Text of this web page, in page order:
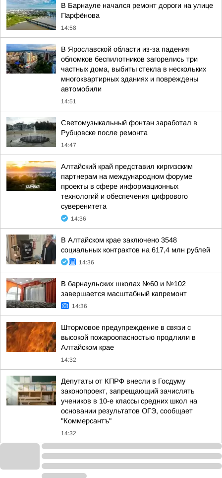
В Барнауле начался ремонт дороги на улице
Парфёнова
14:58
В Ярославской области из-за падения
обломков беспилотников загорелись три
частных дома, выбиты стекла в нескольких
многоквартирных зданиях и повреждены
автомобили
14:51
Светомузыкальный фонтан заработал в
Рубцовске после ремонта
14:47
Алтайский край представил киргизским
партнерам на международном форуме
проекты в сфере информационных
технологий и обеспечения цифрового
суверенитета
14:36
В Алтайском крае заключено 3548
социальных контрактов на 617,4 млн рублей
14:36
В барнаульских школах №60 и №102
завершается масштабный капремонт
14:36
Штормовое предупреждение в связи с
высокой пожароопасностью продлили в
Алтайском крае
14:32
Депутаты от КПРФ внесли в Госдуму
законопроект, запрещающий зачислять
учеников в 10-е классы средних школ на
основании результатов ОГЭ, сообщает
"Коммерсантъ"
14:32